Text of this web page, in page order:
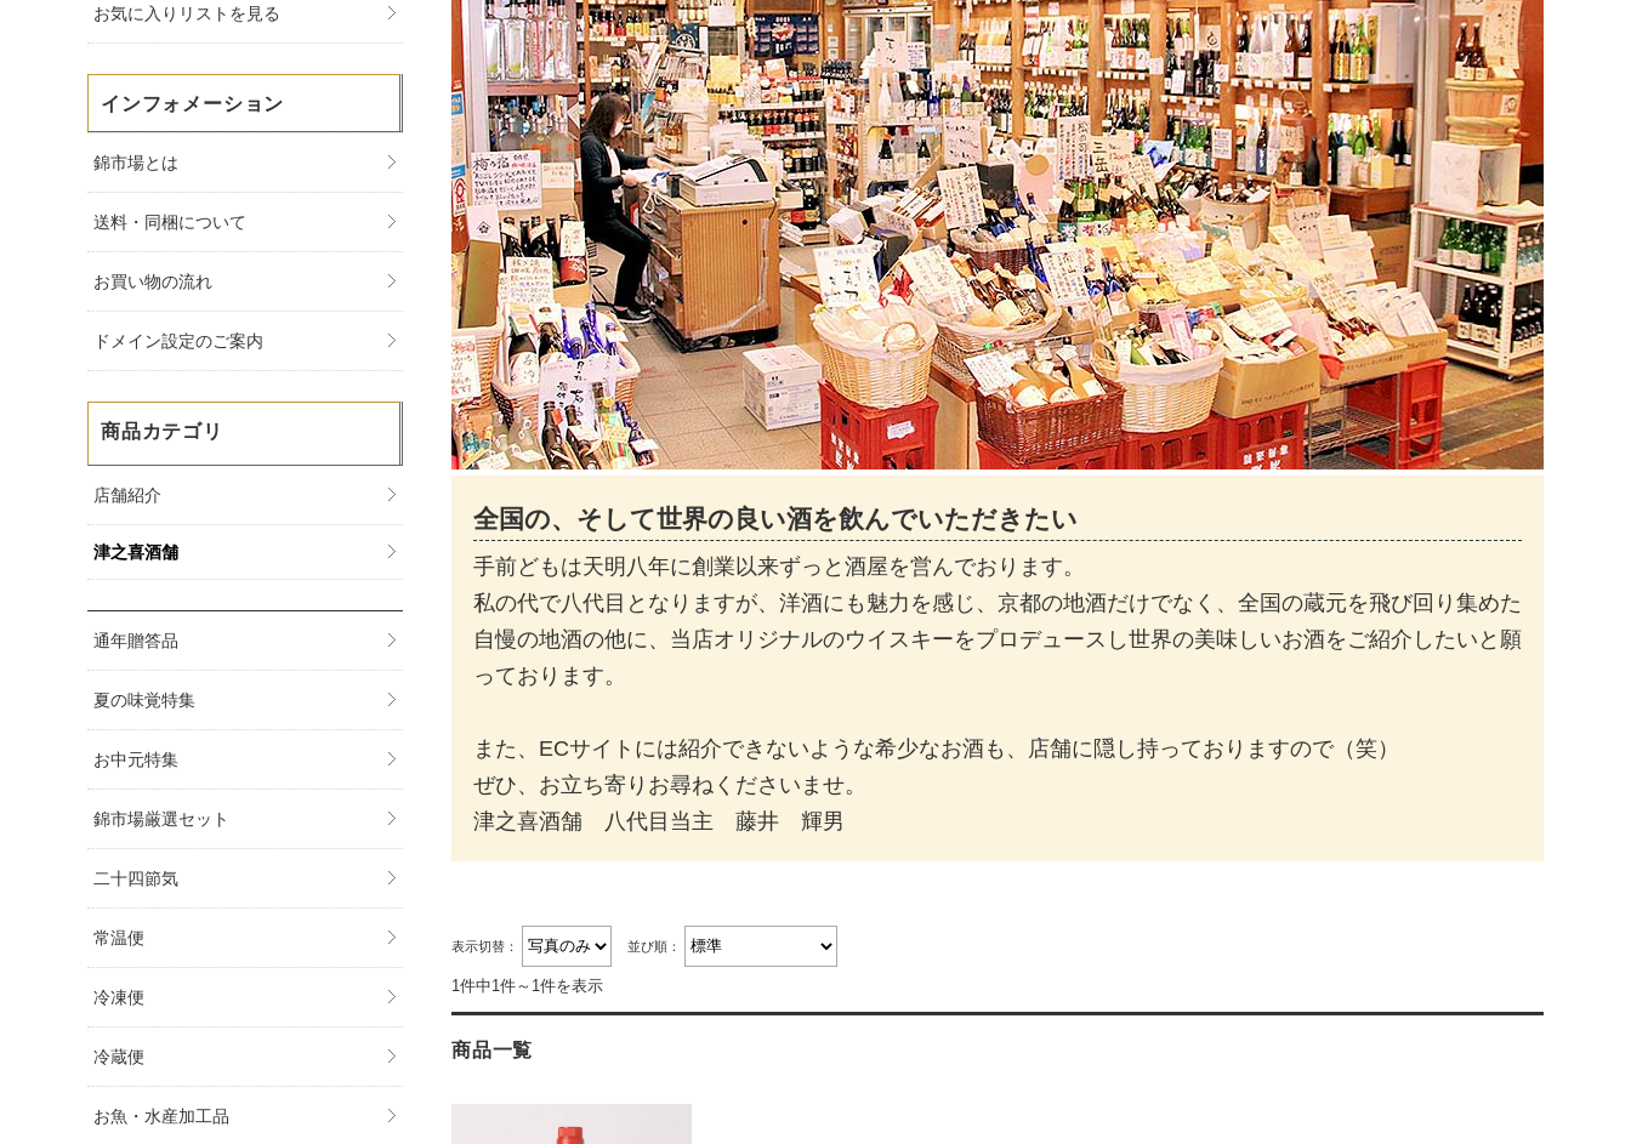
全国の、そして世界の良い酒を飲んでいただきたい
手前どもは天明八年に創業以来ずっと酒屋を営んでおります。
私の代で八代目となりますが、洋酒にも魅力を感じ、京都の地酒だけでなく、全国の蔵元を飛び回り集めた
自慢の地酒の他に、当店オリジナルのウイスキーをプロデュースし世界の美味しいお酒をご紹介したいと願
っております。
また、ECサイトには紹介できないような希少なお酒も、店舗に隠し持っておりますので（笑）
ぜひ、お立ち寄りお尋ねくださいませ。
津之喜酒舗 八代目当主 藤井 輝男
表示切替： 並び順：
1件中1件～1件を表示
商品一覧
お気に入りリストを見る
インフォメーション
錦市場とは
送料・同梱について
お買い物の流れ
ドメイン設定のご案内
商品カテゴリ
店舗紹介
津之喜酒舗
通年贈答品
夏の味覚特集
お中元特集
錦市場厳選セット
二十四節気
常温便
冷凍便
冷蔵便
お魚・水産加工品